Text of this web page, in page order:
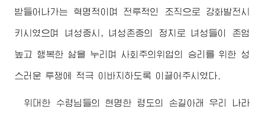
받들어나가는 혁명적이며 전투적인 조직으로 강화발전시
키시였으며 녀성중시, 녀성존중의 정치로 녀성들이 존엄
높고 행복한 삶을 누리며 사회주의위업의 승리를 위한 성
스러운 투쟁에 적극 이바지하도록 이끌어주시였다.
위대한 수령님 들의 현명한 령도의 손길아래 우리 나라